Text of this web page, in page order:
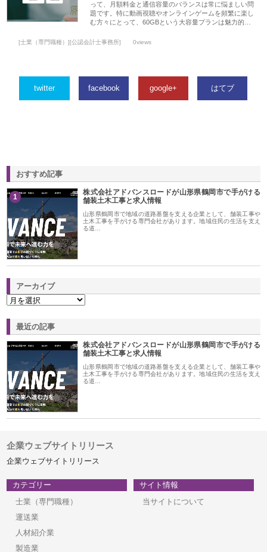
って、月額料金と通信容量のバランスは常に悩ましい問
題です。特に動画視聴やオンラインゲームを頻繁に楽し
む方々にとって、60GBという大容量プランは魅力的…
[士業（専門職種）][公認会計士事務所] 0views
twitter facebook google+ はてブ
おすすめ記事
1
株式会社アドバンスロードが山形県鶴岡市で手がける
舗装土木工事と求人情報
山形県鶴岡市で地域の道路基盤を支える企業として、舗装工事や
土木工事を手がける専門会社があります。地域住民の生活を支え
る道…
アーカイブ
最近の記事
株式会社アドバンスロードが山形県鶴岡市で手がける
舗装土木工事と求人情報
山形県鶴岡市で地域の道路基盤を支える企業として、舗装工事や
土木工事を手がける専門会社があります。地域住民の生活を支え
る道…
企業ウェブサイトリリース
企業ウェブサイトリリース
カテゴリー
士業（専門職種）
運送業
人材紹介業
製造業
サイト情報
当サイトについて